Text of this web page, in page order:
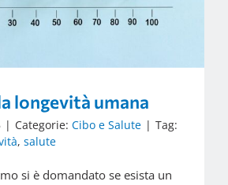
longevità umana
| Categorie: Cibo e Salute | Tag:
, salute
si è domandato se esista un